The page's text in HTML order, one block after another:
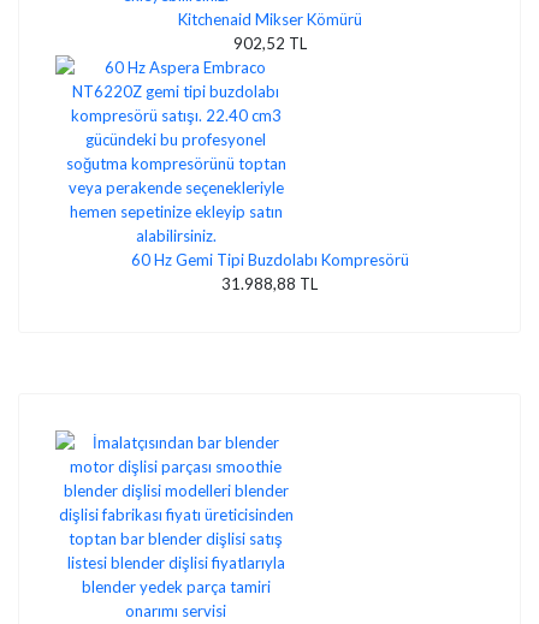
Kitchenaid Mikser Kömürü
902,52 TL
60 Hz Gemi Tipi Buzdolabı Kompresörü
31.988,88 TL